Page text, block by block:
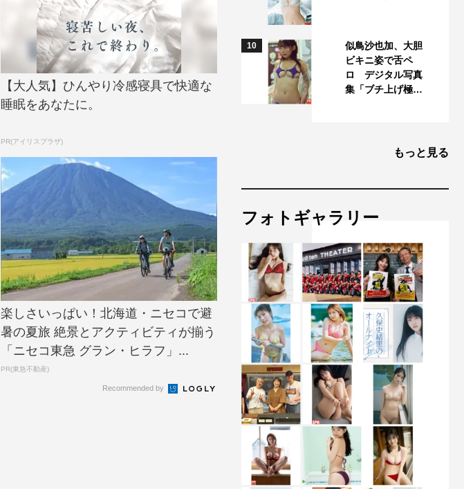
【大人気】ひんやり冷感寝具で快適な
睡眠をあなたに。
PR(アイリスプラザ)
楽しさいっぱい！北海道・ニセコで避
暑の夏旅 絶景とアクティビティが揃う
「ニセコ東急 グラン・ヒラフ」...
PR(東急不動産)
Recommended by
10
似鳥沙也加、大胆
ビキニ姿で舌ペ
ロ デジタル写真
集「ブチ上げ極…
もっと見る
フォトギャラリー